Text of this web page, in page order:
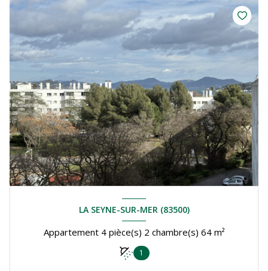
LA SEYNE-SUR-MER (83500)
Appartement 4 pièce(s) 2 chambre(s) 64 m²
1